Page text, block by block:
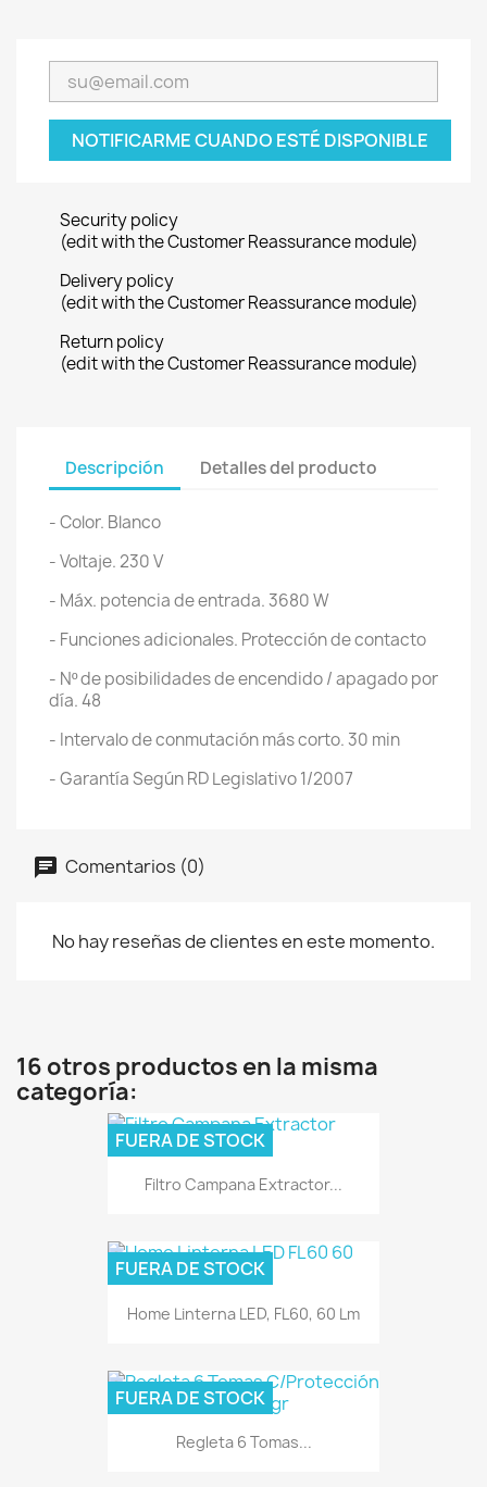
NOTIFICARME CUANDO ESTÉ DISPONIBLE
Security policy
(edit with the Customer Reassurance module)
Delivery policy
(edit with the Customer Reassurance module)
Return policy
(edit with the Customer Reassurance module)
Descripción Detalles del producto
- Color. Blanco
- Voltaje. 230 V
- Máx. potencia de entrada. 3680 W
- Funciones adicionales. Protección de contacto
- Nº de posibilidades de encendido / apagado por
día. 48
- Intervalo de conmutación más corto. 30 min
- Garantía Según RD Legislativo 1/2007
Comentarios (0)
No hay reseñas de clientes en este momento.
16 otros productos en la misma
categoría:
Filtro Campana Extractor...
FUERA DE STOCK
Home Linterna LED, FL60, 60 Lm
FUERA DE STOCK
Regleta 6 Tomas...
FUERA DE STOCK